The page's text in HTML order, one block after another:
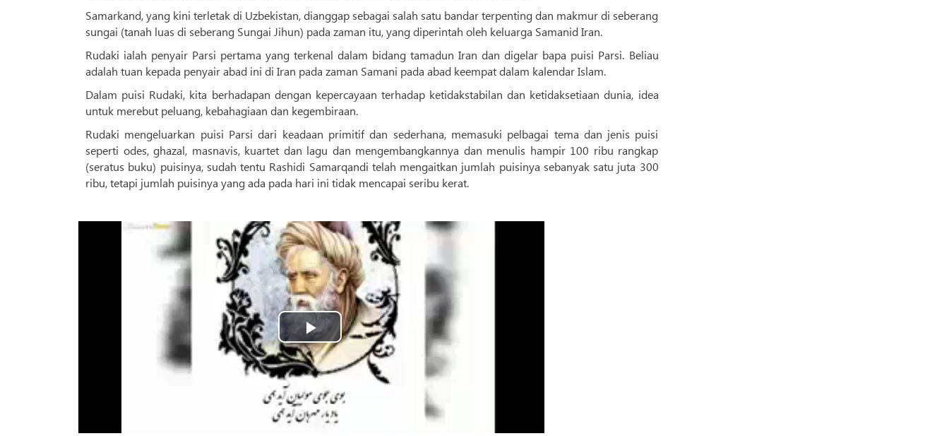
Samarkand, yang kini terletak di Uzbekistan, dianggap sebagai salah satu bandar terpenting dan makmur di seberang
sungai (tanah luas di seberang Sungai Jihun) pada zaman itu, yang diperintah oleh keluarga Samanid Iran.
Rudaki ialah penyair Parsi pertama yang terkenal dalam bidang tamadun Iran dan digelar bapa puisi Parsi. Beliau
adalah tuan kepada penyair abad ini di Iran pada zaman Samani pada abad keempat dalam kalendar Islam.
Dalam puisi Rudaki, kita berhadapan dengan kepercayaan terhadap ketidakstabilan dan ketidaksetiaan dunia, idea
untuk merebut peluang, kebahagiaan dan kegembiraan.
Rudaki mengeluarkan puisi Parsi dari keadaan primitif dan sederhana, memasuki pelbagai tema dan jenis puisi
seperti odes, ghazal, masnavis, kuartet dan lagu dan mengembangkannya dan menulis hampir 100 ribu rangkap
(seratus buku) puisinya, sudah tentu Rashidi Samarqandi telah mengaitkan jumlah puisinya sebanyak satu juta 300
ribu, tetapi jumlah puisinya yang ada pada hari ini tidak mencapai seribu kerat.
Play
Video